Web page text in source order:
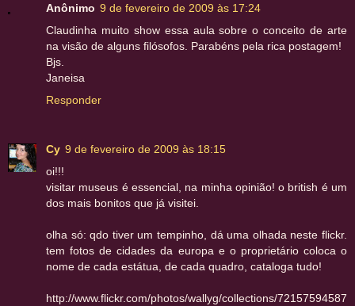
Anônimo 9 de fevereiro de 2009 às 17:24
Claudinha muito show essa aula sobre o conceito de arte
na visão de alguns filósofos. Parabéns pela rica postagem!
Bjs.
Janeisa
Responder
Cy 9 de fevereiro de 2009 às 18:15
oi!!!
visitar museus é essencial, na minha opinião! o british é um
dos mais bonitos que já visitei.
olha só: qdo tiver um tempinho, dá uma olhada neste flickr.
tem fotos de cidades da europa e o proprietário coloca o
nome de cada estátua, de cada quadro, cataloga tudo!
http://www.flickr.com/photos/wallyg/collections/72157594587